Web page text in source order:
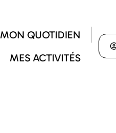
MON QUOTIDIEN
MES ACTIVITÉS